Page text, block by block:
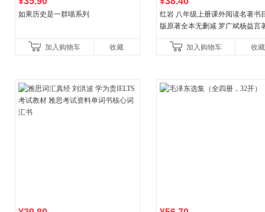
如果历史是一群喵系列
加入购物车 收藏
红岩 八年级上册课外阅读名著书
版原著全本无删减 罗广斌杨益言
国青年出版社加入购物车 收藏